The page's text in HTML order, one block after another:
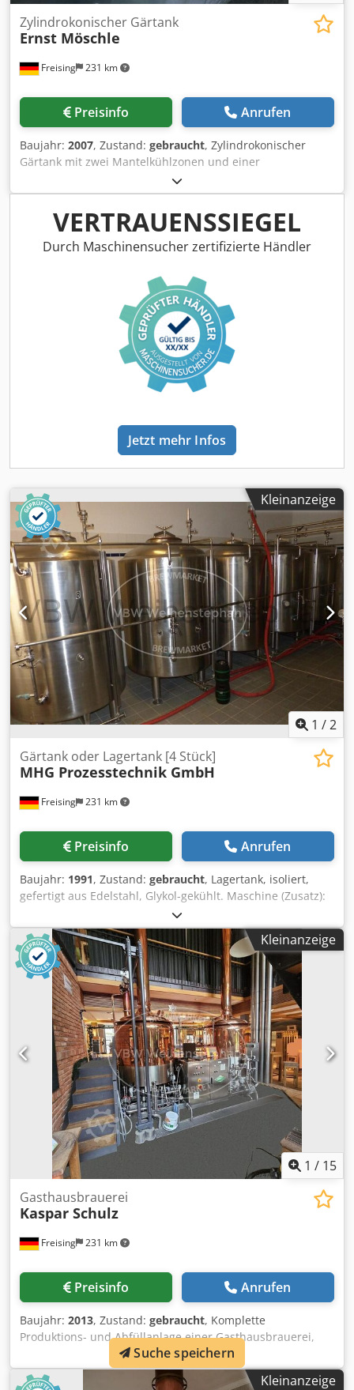
Freising 231 km
Zylindrokonischer Gärtank
Ernst Möschle
Preisinfo Anrufen
Baujahr: 2007, Zustand: gebraucht, Zylindrokonischer
Gärtank mit zwei Mantelkühlzonen und einer
Konuskühlzone. Maschine (Zusatz): stehender kühlbarer
Edelstahltank Volumen: 9200 l Max. Überdruck: 1 bar
Temperaturbereich: 50 °C Länge: 2000 mm Höhe: 4713 mm
Material: Edelstahl 1.4571, 1.4404, 1.4301 Lage / Position:
auf 3 Füßen stehend Ausstattung: 2 Mantelkühlungen, 1
VERTRAUENSSIEGEL
Durch Maschinensucher zertifizierte Händler
Jetzt mehr Infos
Kleinanzeige
1 /2
Freising 231 km
Gärtank oder Lagertank [4 Stück]
MHG Prozesstechnik GmbH
Preisinfo Anrufen
Baujahr: 1991, Zustand: gebraucht, Lagertank, isoliert,
gefertigt aus Edelstahl, Glykol-gekühlt. Maschine (Zusatz):
doppelwandiger Tank (kühlbar) Kapazität: 1300 l Breite:
1300 mm Dcjdpfx Afsy N Edtjvek Höhe: 2300 mm Formate:
flachkonisch Bedienung / Steuerung: manuell Material:
Edelstahl 1.4301 Lage / Position: stehend
Basiskonstruktion: auf 4 Füßen Ausstattung: doppelwandig
mit Vollmantelkühlung, Probennahmehahn,
Leitungsanschluss; Anschlüsse: Auslauf DN50, Kühlleitung
Kleinanzeige
1 / 15
Freising 231 km
Gasthausbrauerei
Kaspar Schulz
Preisinfo Anrufen
Baujahr: 2013, Zustand: gebraucht, Komplette
Produktions- und Abfüllanlage einer Gasthausbrauerei,
bestehend aus den folgenden Komponenten: 1. Schroterei
Schrotmühle mit Malzaufgabetrichter und
Rohrkettenfördersystem für Malzschrot. 2. Sudhaus 2-
Kleinanzeige
Suche speichern